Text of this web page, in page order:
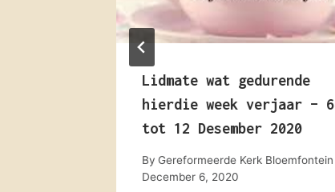
Lidmate wat gedurende
hierdie week verjaar – 6
tot 12 Desember 2020
By Gereformeerde Kerk Bloemfontein
December 6, 2020